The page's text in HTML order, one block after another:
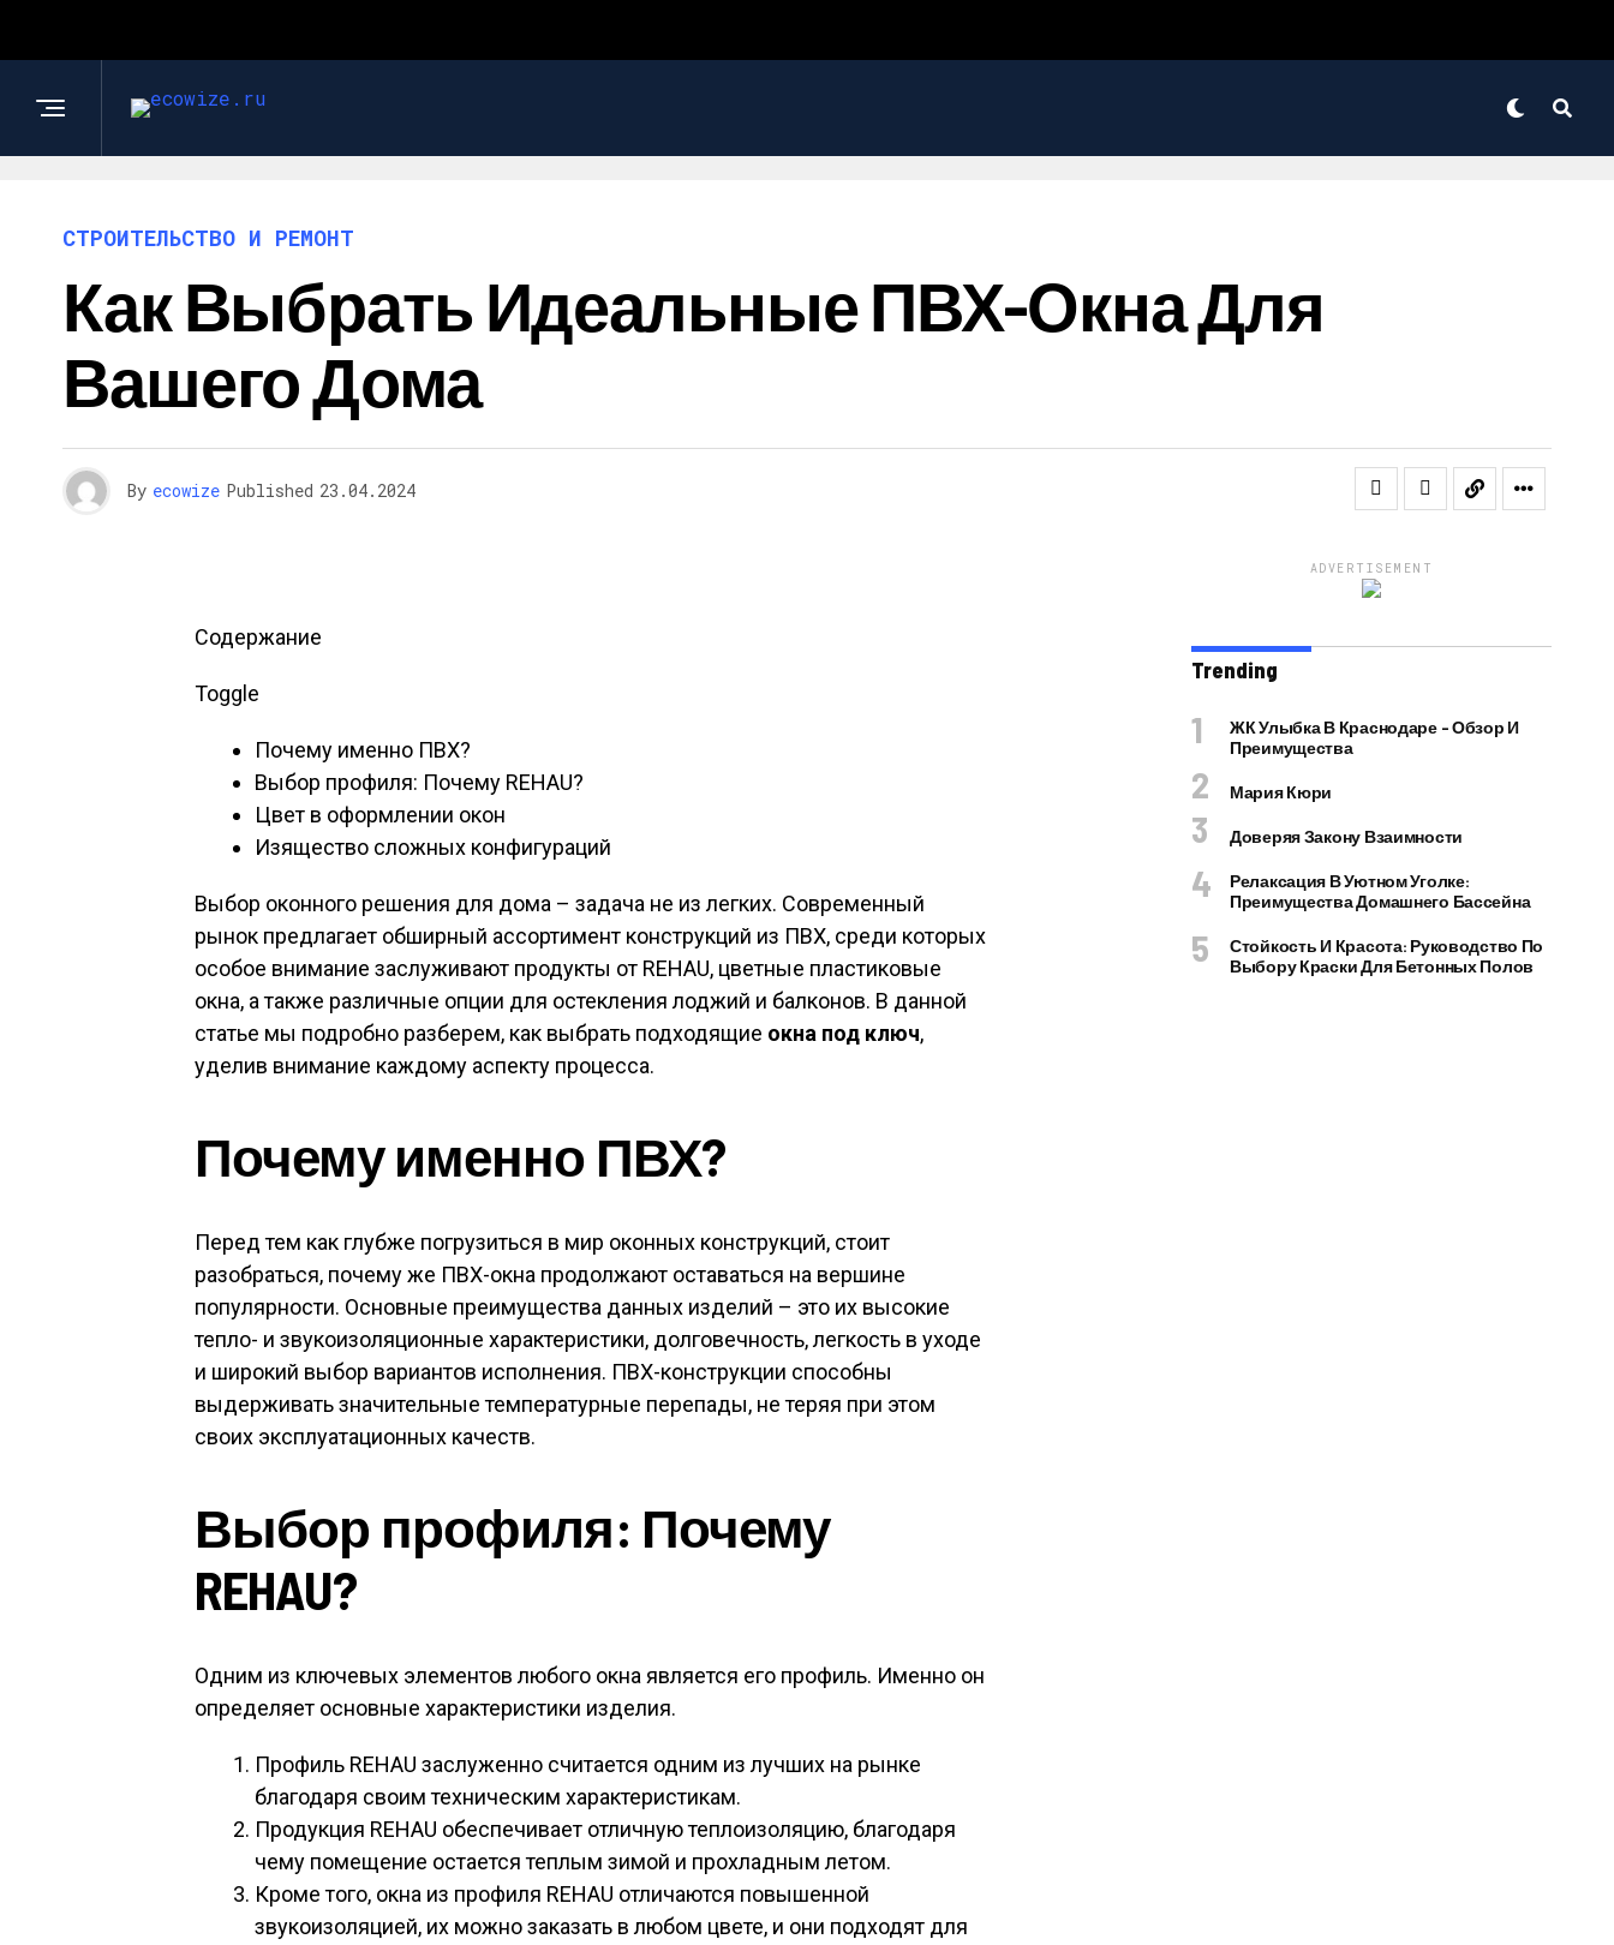
СТРОИТЕЛЬСТВО И РЕМОНТ
Как Выбрать Идеальные ПВХ-Окна Для
Вашего Дома
By ecowize Published 23.04.2024
Содержание
Toggle
Почему именно ПВХ?
Выбор профиля: Почему REHAU?
Цвет в оформлении окон
Изящество сложных конфигураций
Выбор оконного решения для дома – задача не из легких. Современный
рынок предлагает обширный ассортимент конструкций из ПВХ, среди которых
особое внимание заслуживают продукты от REHAU, цветные пластиковые
окна, а также различные опции для остекления лоджий и балконов. В данной
статье мы подробно разберем, как выбрать подходящие окна под ключ,
уделив внимание каждому аспекту процесса.
Почему именно ПВХ?
Перед тем как глубже погрузиться в мир оконных конструкций, стоит
разобраться, почему же ПВХ-окна продолжают оставаться на вершине
популярности. Основные преимущества данных изделий – это их высокие
тепло- и звукоизоляционные характеристики, долговечность, легкость в уходе
и широкий выбор вариантов исполнения. ПВХ-конструкции способны
выдерживать значительные температурные перепады, не теряя при этом
своих эксплуатационных качеств.
Выбор профиля: Почему
REHAU?
Одним из ключевых элементов любого окна является его профиль. Именно он
определяет основные характеристики изделия.
Профиль REHAU заслуженно считается одним из лучших на рынке
благодаря своим техническим характеристикам.
Продукция REHAU обеспечивает отличную теплоизоляцию, благодаря
чему помещение остается теплым зимой и прохладным летом.
Кроме того, окна из профиля REHAU отличаются повышенной
звукоизоляцией, их можно заказать в любом цвете, и они подходят для
ADVERTISEMENT
Trending
ЖК Улыбка В Краснодаре – Обзор И
Преимущества
Мария Кюри
Доверяя Закону Взаимности
Релаксация В Уютном Уголке:
Преимущества Домашнего Бассейна
Стойкость И Красота: Руководство По
Выбору Краски Для Бетонных Полов